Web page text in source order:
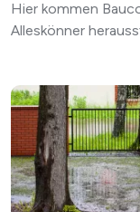
Hier kommen
Alleskönner